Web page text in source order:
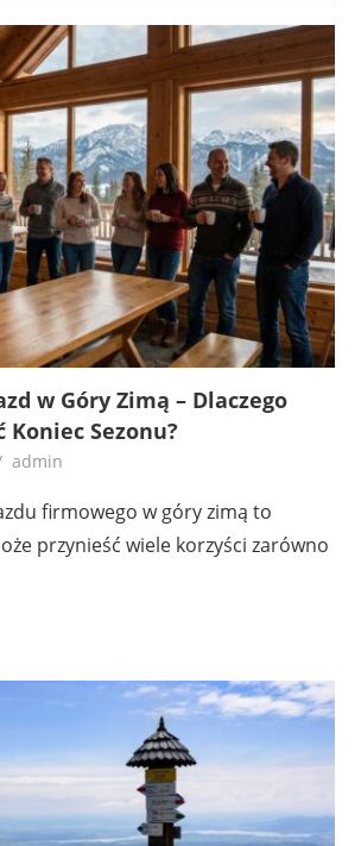
w Góry Zimą – Dlaczego
Koniec Sezonu?
admin
firmowego w góry zimą to
przynieść wiele korzyści zarówno